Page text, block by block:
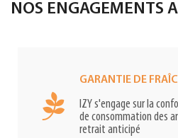
NOS ENGAGEMENTS
GARANTIE DE
IZY s'engage sur la
de consommation des
retrait anticipé